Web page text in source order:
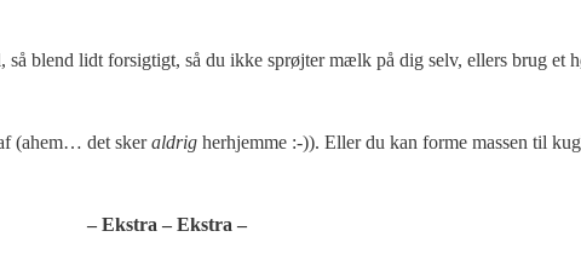
blend lidt forsigtigt, så du ikke sprøjter mælk på dig selv, ellers brug et
(ahem… det skeraldrig herhjemme :-)). Eller du kan forme massen til
– Ekstra – Ekstra –